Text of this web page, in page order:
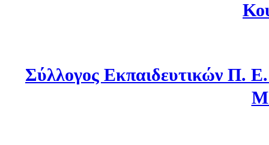
Σύλλογος Εκπαιδευτικών Π.